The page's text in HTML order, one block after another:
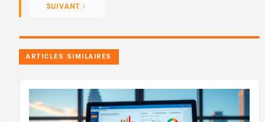
SUIVANT
ARTICLES SIMILAIRES